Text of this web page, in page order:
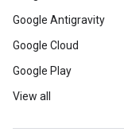
Google Antigravity
Google Cloud
Google Play
View all